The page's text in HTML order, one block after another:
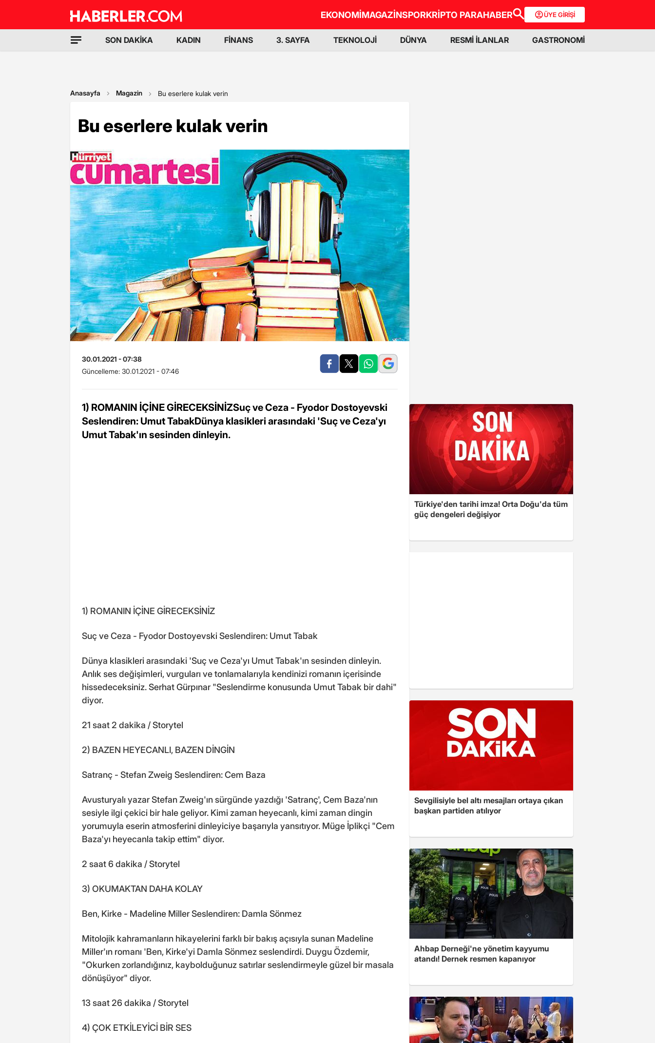
EKONOMİMAGAZİNSPORKRİPTO PARAHABER ÜYE GİRİŞİ
SON DAKİKA KADIN FİNANS 3. SAYFA TEKNOLOJİ DÜNYA RESMİ İLANLAR GASTRONOMİ
Anasayfa Magazin Bu eserlere kulak verin
Bu eserlere kulak verin
30.01.2021 - 07:38
Güncelleme: 30.01.2021 - 07:46
1) ROMANIN İÇİNE GİRECEKSİNİZSuç ve Ceza - Fyodor Dostoyevski
Seslendiren: Umut TabakDünya klasikleri arasındaki 'Suç ve Ceza'yı
Umut Tabak'ın sesinden dinleyin.
1) ROMANIN İÇİNE GİRECEKSİNİZ
Suç ve Ceza - Fyodor Dostoyevski Seslendiren: Umut Tabak
Dünya klasikleri arasındaki 'Suç ve Ceza'yı Umut Tabak'ın sesinden dinleyin.
Anlık ses değişimleri, vurguları ve tonlamalarıyla kendinizi romanın içerisinde
hissedeceksiniz. Serhat Gürpınar "Seslendirme konusunda Umut Tabak bir dahi"
diyor.
21 saat 2 dakika / Storytel
2) BAZEN HEYECANLI, BAZEN DİNGİN
Satranç - Stefan Zweig Seslendiren: Cem Baza
Avusturyalı yazar Stefan Zweig'ın sürgünde yazdığı 'Satranç', Cem Baza'nın
sesiyle ilgi çekici bir hale geliyor. Kimi zaman heyecanlı, kimi zaman dingin
yorumuyla eserin atmosferini dinleyiciye başarıyla yansıtıyor. Müge İplikçi "Cem
Baza'yı heyecanla takip ettim" diyor.
2 saat 6 dakika / Storytel
3) OKUMAKTAN DAHA KOLAY
Ben, Kirke - Madeline Miller Seslendiren: Damla Sönmez
Mitolojik kahramanların hikayelerini farklı bir bakış açısıyla sunan Madeline
Miller'ın romanı 'Ben, Kirke'yi Damla Sönmez seslendirdi. Duygu Özdemir,
"Okurken zorlandığınız, kaybolduğunuz satırlar seslendirmeyle güzel bir masala
dönüşüyor" diyor.
13 saat 26 dakika / Storytel
4) ÇOK ETKİLEYİCİ BİR SES
Türkiye'den tarihi imza! Orta Doğu'da tüm
güç dengeleri değişiyor
Sevgilisiyle bel altı mesajları ortaya çıkan
başkan partiden atılıyor
Ahbap Derneği'ne yönetim kayyumu
atandı! Dernek resmen kapanıyor